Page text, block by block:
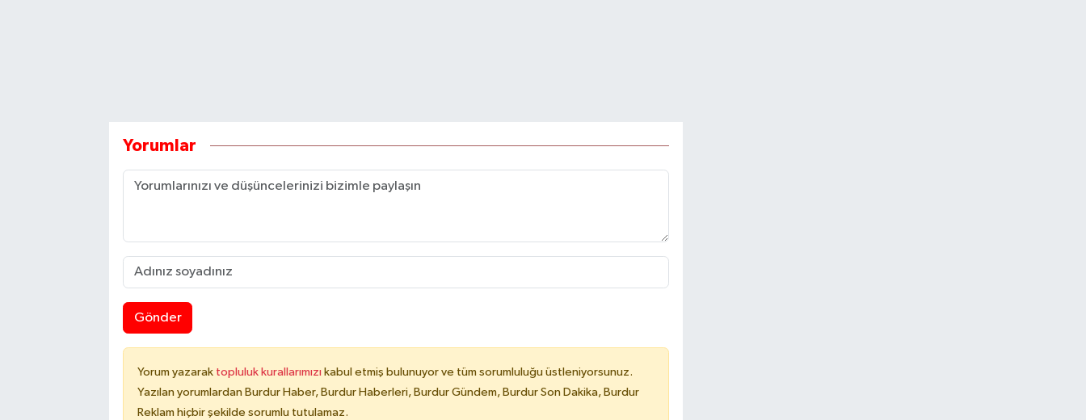
Yorumlar
Gönder
Yorum yazarak topluluk kurallarımızı kabul etmiş bulunuyor ve tüm sorumluluğu üstleniyorsunuz.
Yazılan yorumlardan Burdur Haber, Burdur Haberleri, Burdur Gündem, Burdur Son Dakika, Burdur
Reklam hiçbir şekilde sorumlu tutulamaz.